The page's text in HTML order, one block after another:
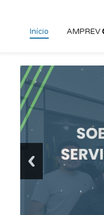
Início AMPREV